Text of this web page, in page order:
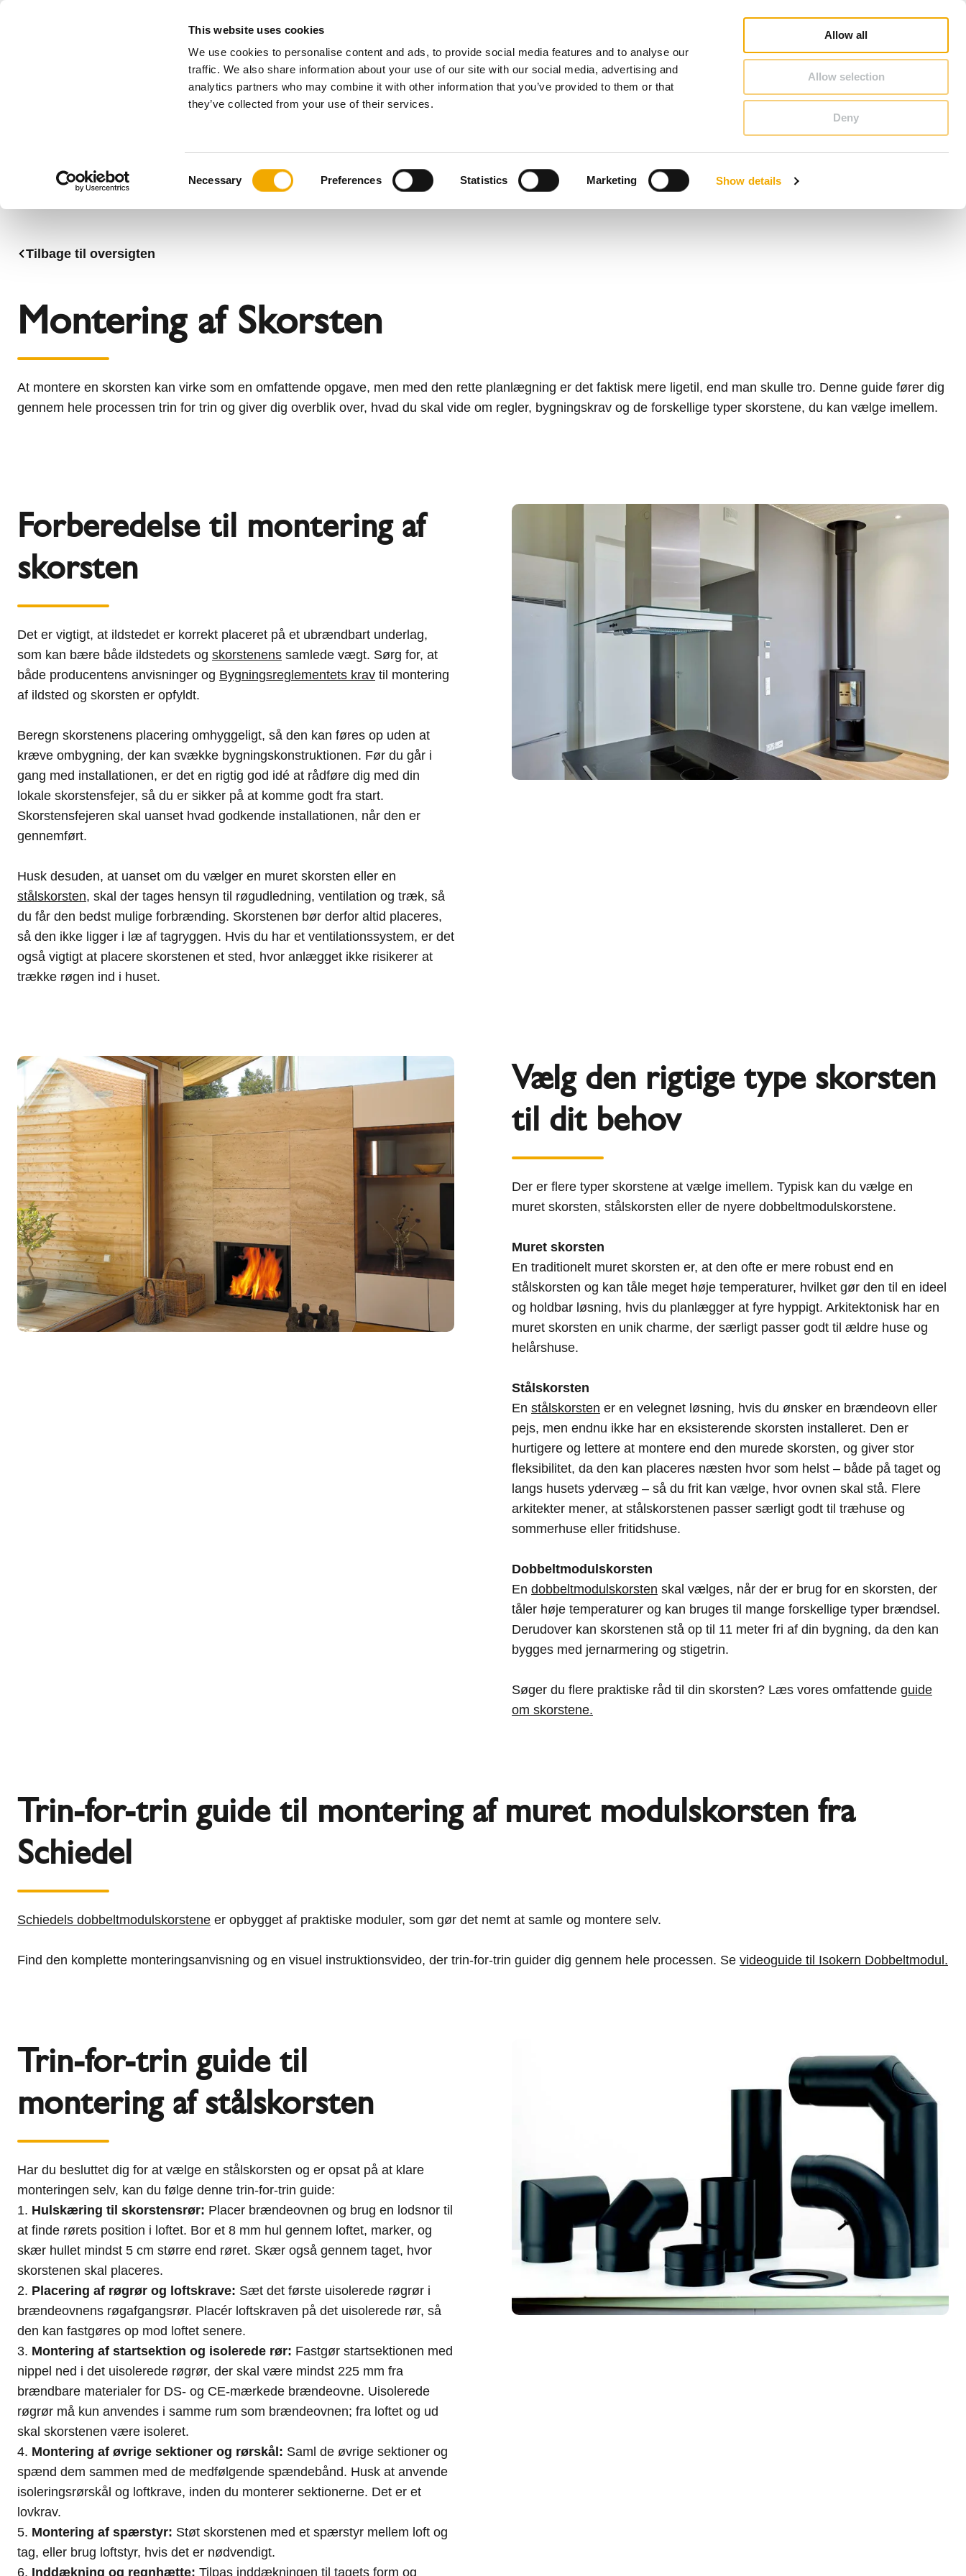
This website uses cookies
We use cookies to personalise content and ads, to provide social media features and to analyse our
traffic. We also share information about your use of our site with our social media, advertising and
analytics partners who may combine it with other information that you’ve provided to them or that
they’ve collected from your use of their services.
i
o
Necessary Preferences Statistics Marketing Show details
Allow all
Allow selection
Deny
Please choose your country
Bulgarien
Danmark Estland
Finland
Storbritanien
Schiedel Group
Nyheder, presse og begivenheder
Anvendelser & IndustrierService For professionelle
Tilbage til oversigten
Montering af Skorsten
At montere en skorsten kan virke som en omfattende opgave, men med den rette planlægning er det faktisk mere ligetil, end man skulle tro. Denne guide fører dig
gennem hele processen trin for trin og giver dig overblik over, hvad du skal vide om regler, bygningskrav og de forskellige typer skorstene, du kan vælge imellem.
Forberedelse til montering af
skorsten
Det er vigtigt, at ildstedet er korrekt placeret på et ubrændbart underlag,
som kan bære både ildstedets og skorstenens samlede vægt. Sørg for, at
både producentens anvisninger og Bygningsreglementets krav til montering
af ildsted og skorsten er opfyldt.
Beregn skorstenens placering omhyggeligt, så den kan føres op uden at
kræve ombygning, der kan svække bygningskonstruktionen. Før du går i
gang med installationen, er det en rigtig god idé at rådføre dig med din
lokale skorstensfejer, så du er sikker på at komme godt fra start.
Skorstensfejeren skal uanset hvad godkende installationen, når den er
gennemført.
Husk desuden, at uanset om du vælger en muret skorsten eller en
stålskorsten, skal der tages hensyn til røgudledning, ventilation og træk, så
du får den bedst mulige forbrænding. Skorstenen bør derfor altid placeres,
så den ikke ligger i læ af tagryggen. Hvis du har et ventilationssystem, er det
også vigtigt at placere skorstenen et sted, hvor anlægget ikke risikerer at
trække røgen ind i huset.
Vælg den rigtige type skorsten
til dit behov
Der er flere typer skorstene at vælge imellem. Typisk kan du vælge en
muret skorsten, stålskorsten eller de nyere dobbeltmodulskorstene.
Muret skorsten
En traditionelt muret skorsten er, at den ofte er mere robust end en
stålskorsten og kan tåle meget høje temperaturer, hvilket gør den til en ideel
og holdbar løsning, hvis du planlægger at fyre hyppigt. Arkitektonisk har en
muret skorsten en unik charme, der særligt passer godt til ældre huse og
helårshuse.
Stålskorsten
En stålskorsten er en velegnet løsning, hvis du ønsker en brændeovn eller
pejs, men endnu ikke har en eksisterende skorsten installeret. Den er
hurtigere og lettere at montere end den murede skorsten, og giver stor
fleksibilitet, da den kan placeres næsten hvor som helst – både på taget og
langs husets ydervæg – så du frit kan vælge, hvor ovnen skal stå. Flere
arkitekter mener, at stålskorstenen passer særligt godt til træhuse og
sommerhuse eller fritidshuse.
Dobbeltmodulskorsten
En dobbeltmodulskorsten skal vælges, når der er brug for en skorsten, der
tåler høje temperaturer og kan bruges til mange forskellige typer brændsel.
Derudover kan skorstenen stå op til 11 meter fri af din bygning, da den kan
bygges med jernarmering og stigetrin.
Søger du flere praktiske råd til din skorsten? Læs vores omfattende guide
om skorstene.
Trin-for-trin guide til montering af muret modulskorsten fra
Schiedel
Schiedels dobbeltmodulskorstene er opbygget af praktiske moduler, som gør det nemt at samle og montere selv.
Find den komplette monteringsanvisning og en visuel instruktionsvideo, der trin-for-trin guider dig gennem hele processen. Se videoguide til Isokern Dobbeltmodul.
Trin-for-trin guide til
montering af stålskorsten
Har du besluttet dig for at vælge en stålskorsten og er opsat på at klare
monteringen selv, kan du følge denne trin-for-trin guide:
Hulskæring til skorstensrør: Placer brændeovnen og brug en lodsnor til
at finde rørets position i loftet. Bor et 8 mm hul gennem loftet, marker, og
skær hullet mindst 5 cm større end røret. Skær også gennem taget, hvor
skorstenen skal placeres.
Placering af røgrør og loftskrave: Sæt det første uisolerede røgrør i
brændeovnens røgafgangsrør. Placér loftskraven på det uisolerede rør, så
den kan fastgøres op mod loftet senere.
Montering af startsektion og isolerede rør: Fastgør startsektionen med
nippel ned i det uisolerede røgrør, der skal være mindst 225 mm fra
brændbare materialer for DS- og CE-mærkede brændeovne. Uisolerede
røgrør må kun anvendes i samme rum som brændeovnen; fra loftet og ud
skal skorstenen være isoleret.
Montering af øvrige sektioner og rørskål: Saml de øvrige sektioner og
spænd dem sammen med de medfølgende spændebånd. Husk at anvende
isoleringsrørskål og loftkrave, inden du monterer sektionerne. Det er et
lovkrav.
Montering af spærstyr: Støt skorstenen med et spærstyr mellem loft og
tag, eller brug loftstyr, hvis det er nødvendigt.
Inddækning og regnhætte: Tilpas inddækningen til tagets form og